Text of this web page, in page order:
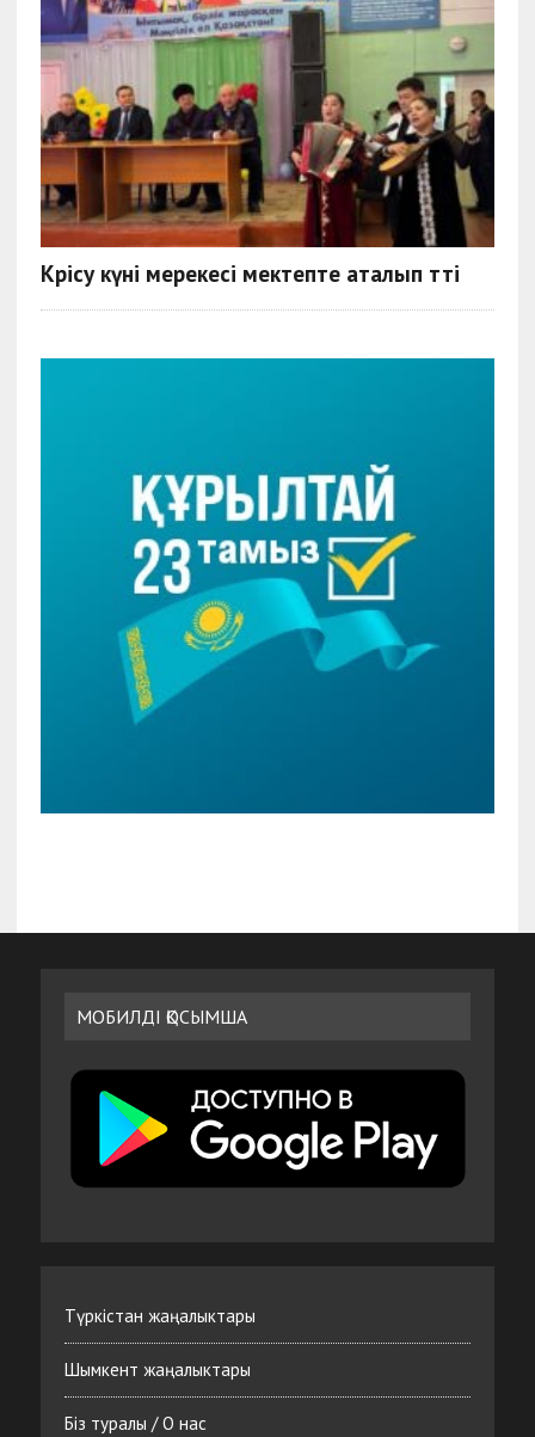
Көрісу күні мерекесі мектепте аталып өтті
МОБИЛДІ ҚОСЫМША
Түркістан жаңалыктары
Шымкент жаңалыктары
Біз туралы / О нас